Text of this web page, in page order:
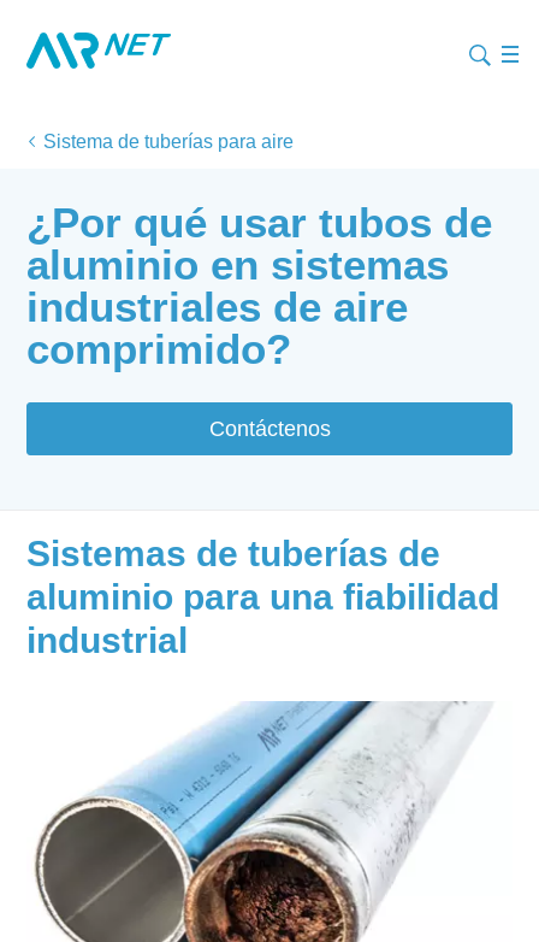
Sistema de tuberías para aire
¿Por qué usar tubos de
aluminio en sistemas
industriales de aire
comprimido?
Contáctenos
Sistemas de tuberías de
aluminio para una fiabilidad
industrial